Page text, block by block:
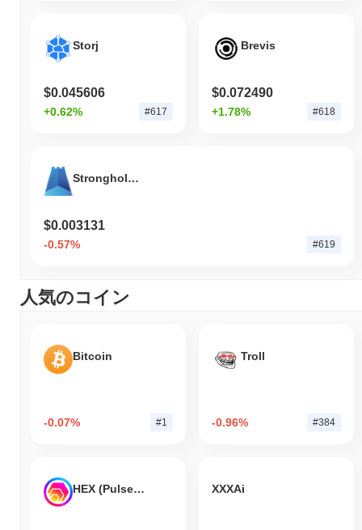
Storj
$0.045606
+0.62% #617
Brevis
$0.072490
+1.78% #618
Stronghold Token
$0.003131
-0.57% #619
人気のコイン
Bitcoin
-0.07% #1
Troll
-0.96% #384
HEX (Pulsechain) XXXAi